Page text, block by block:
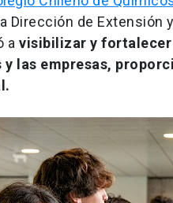
Dirección de Extensión
avisibilizar y
las empresas,